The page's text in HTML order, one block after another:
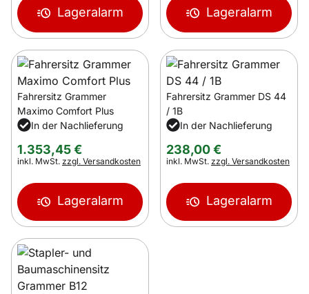
Lageralarm Lageralarm
Fahrersitz Grammer
Maximo Comfort Plus
In der Nachlieferung
1.353,45€
Steuerhinweis:
inkl. MwSt. zzgl. Versandkosten
Lageralarm
Fahrersitz Grammer DS 44
/ 1B
In der Nachlieferung
238,00€
Steuerhinweis:
inkl. MwSt. zzgl. Versandkosten
Lageralarm